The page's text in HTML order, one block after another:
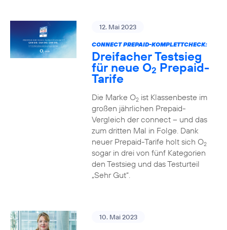
12. Mai 2023
CONNECT PREPAID-KOMPLETTCHECK:
Dreifacher Testsieg
für neue O2 Prepaid-
Tarife
Die Marke O2ist Klassenbeste im
großen jährlichen Prepaid-
Vergleich der connect – und das
zum dritten Mal in Folge. Dank
neuer Prepaid-Tarife holt sich O2
sogar in drei von fünf Kategorien
den Testsieg und das Testurteil
„Sehr Gut“.
10. Mai 2023